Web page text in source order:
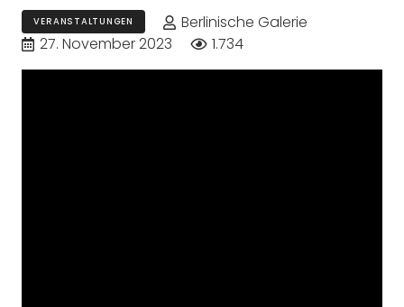
VERANSTALTUNGEN
Berlinische Galerie
27. November 2023
1.734